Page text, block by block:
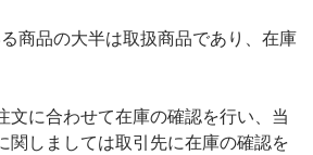
商品の大半は取扱商品であり、在庫
文に合わせて在庫の確認を行い、当
関しましては取引先に在庫の確認を